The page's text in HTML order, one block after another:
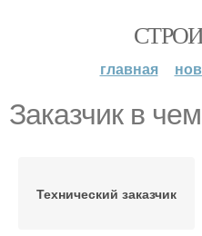
главная
Заказчик в чем
Технический заказчик